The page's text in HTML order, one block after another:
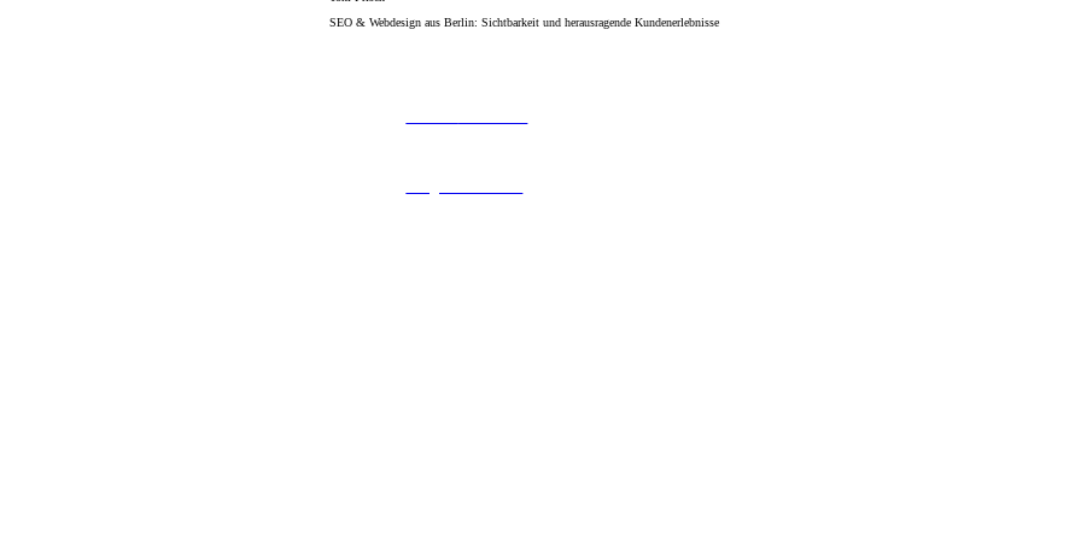
SEO & Webdesign aus Berlin: Sichtbarkeit und herausragende Kundenerlebnisse